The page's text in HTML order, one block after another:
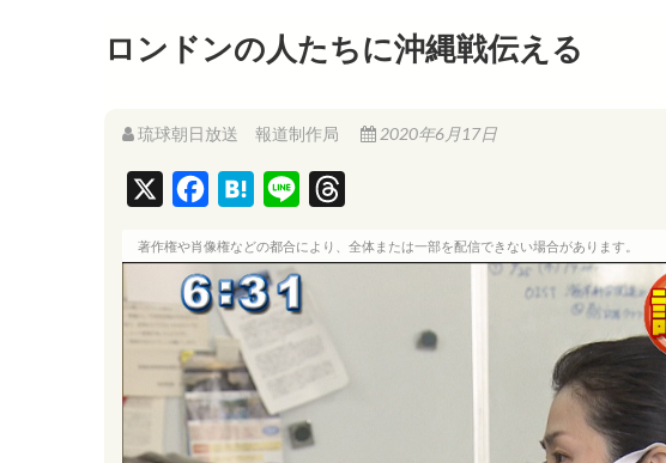
ロンドンの人たちに沖縄戦伝える
琉球朝日放送 報道制作局 2020年6月17日
c
e
o
o
k
H
t
e
n
r
著作権や肖像権などの都合により、全体または一部を配信できない場合があります。